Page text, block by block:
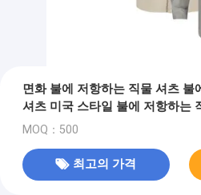
면화 불에 저항하는 직물 셔츠 불
셔츠 미국 스타일 불에 저항하는
MOQ：500
최고의 가격